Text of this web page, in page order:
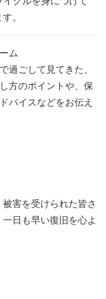
。
ム
過ごして見てきた、
方のポイントや、保
バイスなどをお伝え
害を受けられた皆さ
日も早い復旧を心よ